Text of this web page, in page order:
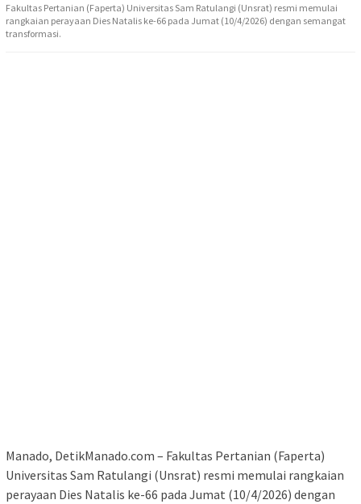
Fakultas Pertanian (Faperta) Universitas Sam Ratulangi (Unsrat) resmi memulai
rangkaian perayaan Dies Natalis ke-66 pada Jumat (10/4/2026) dengan semangat
transformasi.
Manado, DetikManado.com – Fakultas Pertanian (Faperta)
Universitas Sam Ratulangi (Unsrat) resmi memulai rangkaian
perayaan Dies Natalis ke-66 pada Jumat (10/4/2026) dengan